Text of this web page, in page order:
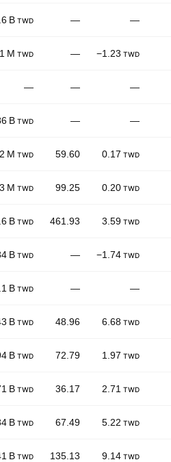
B TWD — —
M TWD — −1.23 TWD
— — —
B TWD — —
M TWD 59.60 0.17 TWD
M TWD 99.25 0.20 TWD
B TWD 461.93 3.59 TWD
B TWD — −1.74 TWD
B TWD — —
B TWD 48.96 6.68 TWD
B TWD 72.79 1.97 TWD
B TWD 36.17 2.71 TWD
B TWD 67.49 5.22 TWD
B TWD 135.13 9.14 TWD